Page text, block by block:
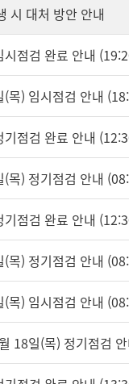
시 대처 방안 안내
점검 완료 안내
목) 임시점검 안내
점검 완료 안내
목) 정기점검 안내
점검 완료 안내
목) 정기점검 안내
목) 임시점검 안내
18일(목) 정기점검